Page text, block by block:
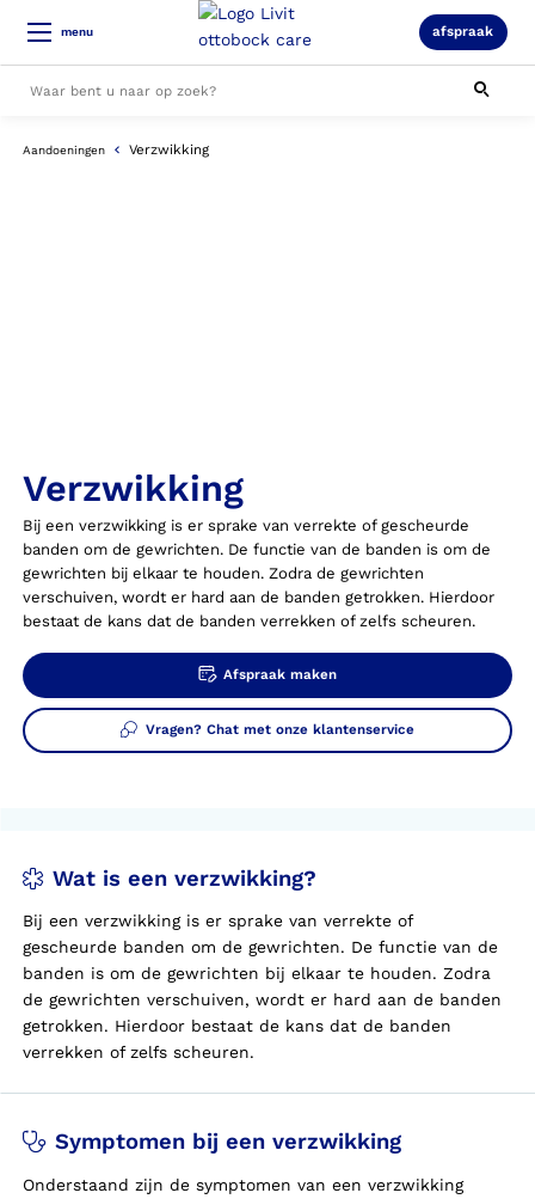
menu afspraak
Alle resultaten
Aandoeningen Verzwikking
Verzwikking
Bij een verzwikking is er sprake van verrekte of gescheurde
banden om de gewrichten. De functie van de banden is om de
gewrichten bij elkaar te houden. Zodra de gewrichten
verschuiven, wordt er hard aan de banden getrokken. Hierdoor
bestaat de kans dat de banden verrekken of zelfs scheuren.
Afspraak maken
Vragen? Chat met onze klantenservice
Wat is een verzwikking?
Bij een verzwikking is er sprake van verrekte of
gescheurde banden om de gewrichten. De functie van de
banden is om de gewrichten bij elkaar te houden. Zodra
de gewrichten verschuiven, wordt er hard aan de banden
getrokken. Hierdoor bestaat de kans dat de banden
verrekken of zelfs scheuren.
Symptomen bij een verzwikking
Onderstaand zijn de symptomen van een verzwikking